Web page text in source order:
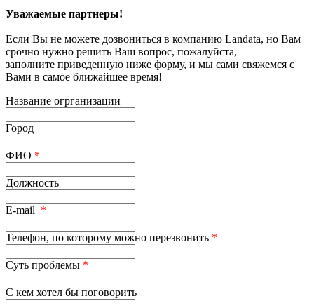
Уважаемые партнеры!
Если Вы не можете дозвониться в компанию Landata, но Вам
срочно нужно решить Ваш вопрос, пожалуйста,
заполните приведенную ниже форму, и мы сами свяжемся с
Вами в самое ближайшее время!
Название огрганизации
Город
ФИО *
Должность
E-mail *
Телефон, по которому можно перезвонить *
Суть проблемы *
С кем хотел бы поговорить